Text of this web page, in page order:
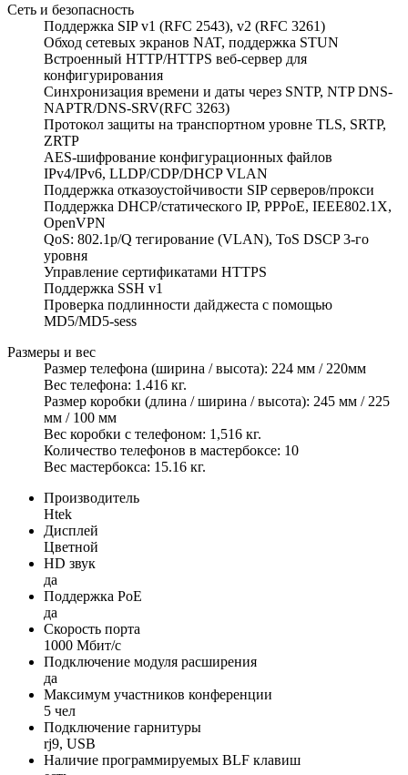
Сеть и безопасность
Поддержка SIP v1 (RFC 2543), v2 (RFC 3261)
Обход сетевых экранов NAT, поддержка STUN
Встроенный HTTP/HTTPS веб-сервер для
конфигурирования
Синхронизация времени и даты через SNTP, NTP DNS-
NAPTR/DNS-SRV(RFC 3263)
Протокол защиты на транспортном уровне TLS, SRTP,
ZRTP
AES-шифрование конфигурационных файлов
IPv4/IPv6, LLDP/CDP/DHCP VLAN
Поддержка отказоустойчивости SIP серверов/прокси
Поддержка DHCP/статического IP, PPPoE, IEEE802.1X,
OpenVPN
QoS: 802.1p/Q тегирование (VLAN), ToS DSCP 3-го
уровня
Управление сертификатами HTTPS
Поддержка SSH v1
Проверка подлинности дайджеста с помощью
MD5/MD5-sess
Размеры и вес
Размер телефона (ширина / высота): 224 мм / 220мм
Вес телефона: 1.416 кг.
Размер коробки (длина / ширина / высота): 245 мм / 225
мм / 100 мм
Вес коробки с телефоном: 1,516 кг.
Количество телефонов в мастербоксе: 10
Вес мастербокса: 15.16 кг.
Производитель
Htek
Дисплей
Цветной
HD звук
да
Поддержка PoE
да
Скорость порта
1000 Мбит/с
Подключение модуля расширения
да
Максимум участников конференции
5 чел
Подключение гарнитуры
rj9, USB
Наличие программируемых BLF клавиш